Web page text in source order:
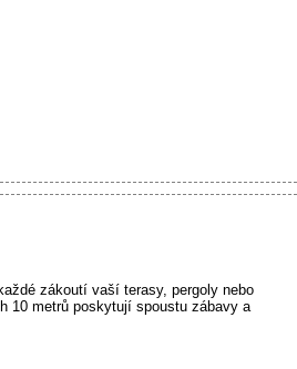
zákoutí vaší terasy, pergoly nebo
10 metrů poskytují spoustu zábavy a